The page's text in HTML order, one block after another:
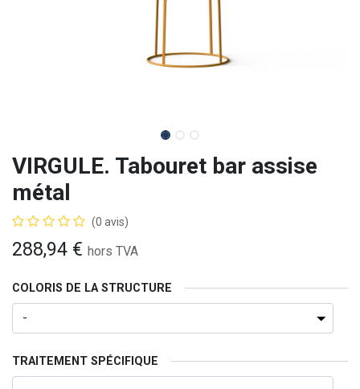
VIRGULE. Tabouret bar assise
métal
(0 avis)
288,94 € hors TVA
COLORIS DE LA STRUCTURE
TRAITEMENT SPÉCIFIQUE